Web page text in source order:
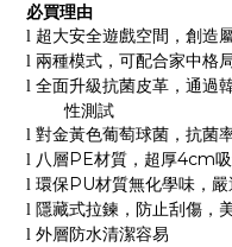
必買理由
l 超大安全遊戲空間，創造
l 兩種模式，可配合家中格
l 全面升級抗菌皮革，通過
性測試
l 對金黃色葡萄球菌，抗菌
l 八層PE材質，超厚4cm
l 環保PU材質無化學味，
l 隱藏式拉鍊，防止刮傷，
l 外層防水清潔容易